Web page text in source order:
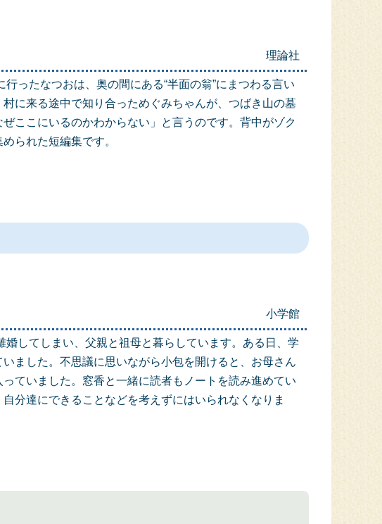
理論社
ったなつおは、奥の間にある“半面の翁”にまつわる言い
に来る途中で知り合っためぐみちゃんが、つばき山の墓
ここにいるのかわからない」と言うのです。背中がゾク
られた短編集です。
小学館
してしまい、父親と祖母と暮らしています。ある日、学
ました。不思議に思いながら小包を開けると、お母さん
ていました。窓香と一緒に読者もノートを読み進めてい
分達にできることなどを考えずにはいられなくなりま